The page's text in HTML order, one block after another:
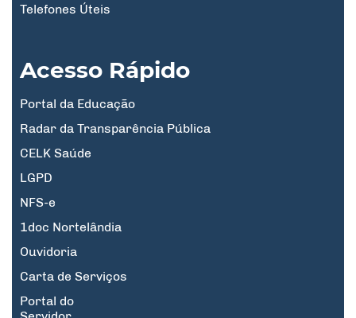
Telefones Úteis
Acesso Rápido
Portal da Educação
Radar da Transparência Pública
CELK Saúde
LGPD
NFS-e
1doc Nortelândia
Ouvidoria
Carta de Serviços
Portal do